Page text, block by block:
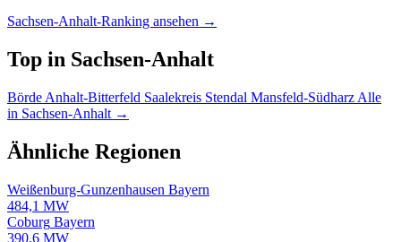
Sachsen-Anhalt-Ranking ansehen →
Top in Sachsen-Anhalt
Börde Anhalt-Bitterfeld Saalekreis Stendal Mansfeld-Südharz Alle
in Sachsen-Anhalt →
Ähnliche Regionen
Weißenburg-Gunzenhausen Bayern
484,1 MW
Coburg Bayern
390,6 MW